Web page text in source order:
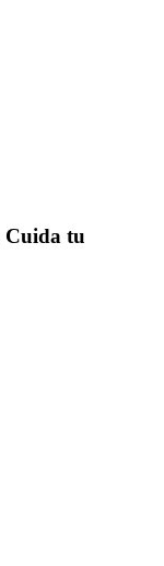
Cuida tu